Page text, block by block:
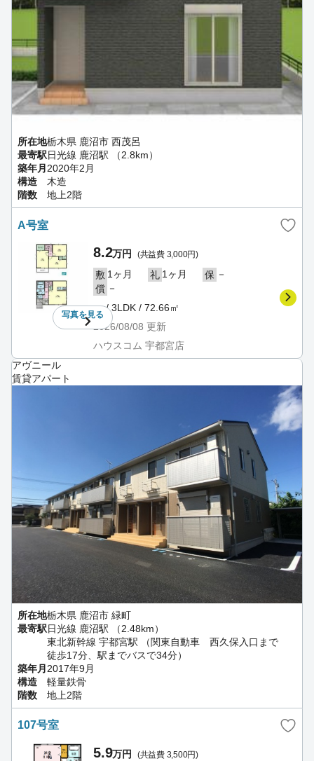
所在地栃木県 鹿沼市 西茂呂
最寄駅日光線 鹿沼駅 （2.8km）
築年月 2020年2月
構造
木造
階数
地上2階
A号室
写真を見る
8.2万円 (共益費 3,000円)
敷 1ヶ月 礼 1ヶ月 保 －
償 －
－ / 3LDK / 72.66㎡
2026/08/08 更新
ハウスコム 宇都宮店
アヴニール
賃貸アパート
所在地栃木県 鹿沼市 緑町
最寄駅日光線 鹿沼駅 （2.48km）
東北新幹線 宇都宮駅 （関東自動車 西久保入口まで
徒歩17分、駅までバスで34分）
築年月 2017年9月
構造
軽量鉄骨
階数
地上2階
107号室
5.9万円 (共益費 3,500円)